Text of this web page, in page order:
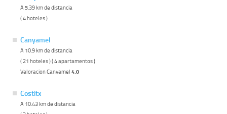
A 5.39 km de distancia
( 4 hoteles )
Canyamel
A 10.9 km de distancia
( 21 hoteles ) ( 4 apartamentos )
Valoracion Canyamel 4.0
Costitx
A 10.43 km de distancia